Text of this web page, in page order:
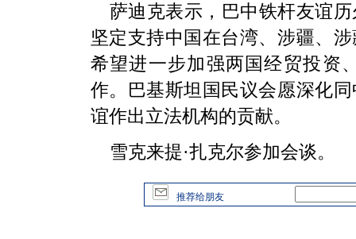
萨迪克表示，巴中铁杆友谊
坚定支持中国在台湾、涉疆、
希望进一步加强两国经贸投资
作。巴基斯坦国民议会愿深化
谊作出立法机构的贡献。
雪克来提·扎克尔参加会谈。
推荐给朋友